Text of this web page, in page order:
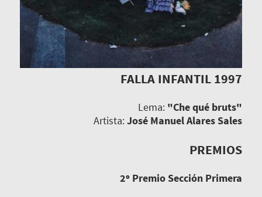
FALLA INFANTIL 1997
Lema: "Che qué bruts"
Artista:José Manuel Alares Sales
PREMIOS
2º Premio Sección Primera